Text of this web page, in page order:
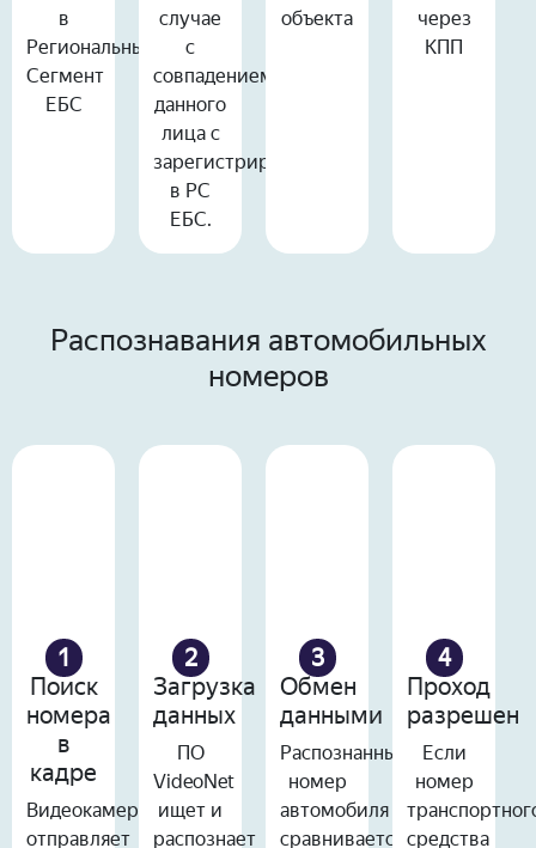
в
Региональный
Сегмент
ЕБС
случае
с
совпадением
данного
лица с
зарегистрированными
в РС
ЕБС.
объекта
через
КПП
Распознавания автомобильных
номеров
1
Поиск
номера
в
кадре
Видеокамера
отправляет
2
Загрузка
данных
ПО
VideoNet
ищет и
распознает
3
Обмен
данными
Распознанный
номер
автомобиля
сравнивается
4
Проход
разрешен
Если
номер
средства